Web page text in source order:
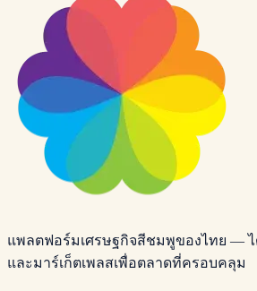
แพลตฟอร์มเศรษฐกิจสีชมพูของไทย — ไ
และมาร์เก็ตเพลสเพื่อตลาดที่ครอบคลุม